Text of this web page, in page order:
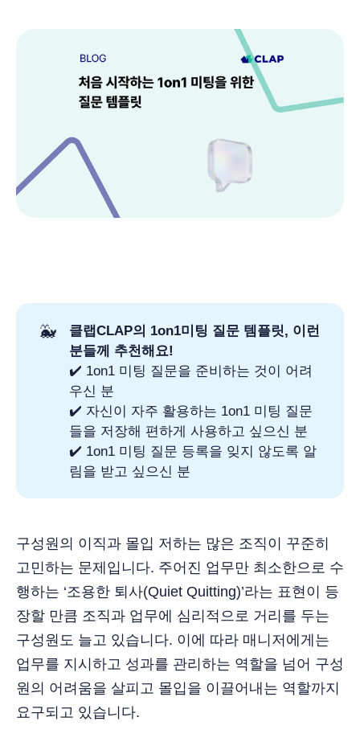
🐳
클랩CLAP의 1on1미팅 질문 템플릿, 이런
분들께 추천해요!
✔️ 1on1 미팅 질문을 준비하는 것이 어려
우신 분
✔️ 자신이 자주 활용하는 1on1 미팅 질문
들을 저장해 편하게 사용하고 싶으신 분
✔️ 1on1 미팅 질문 등록을 잊지 않도록 알
림을 받고 싶으신 분
구성원의 이직과 몰입 저하는 많은 조직이 꾸준히
고민하는 문제입니다. 주어진 업무만 최소한으로 수
행하는 ‘조용한 퇴사(Quiet Quitting)’라는 표현이 등
장할 만큼 조직과 업무에 심리적으로 거리를 두는
구성원도 늘고 있습니다. 이에 따라 매니저에게는
업무를 지시하고 성과를 관리하는 역할을 넘어 구성
원의 어려움을 살피고 몰입을 이끌어내는 역할까지
요구되고 있습니다.